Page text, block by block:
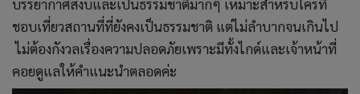
บรรยากาศสงบและเป็นธรรมชาติมากๆ เหมาะสำหรับใครที่
ชอบเที่ยวสถานที่ที่ยังคงเป็นธรรมชาติ แต่ไม่ลำบากจนเกินไป
ไม่ต้องกังวลเรื่องความปลอดภัยเพราะมีทั้งไกด์และเจ้าหน้าที่
คอยดูแลให้คำแนะนำตลอดค่ะ